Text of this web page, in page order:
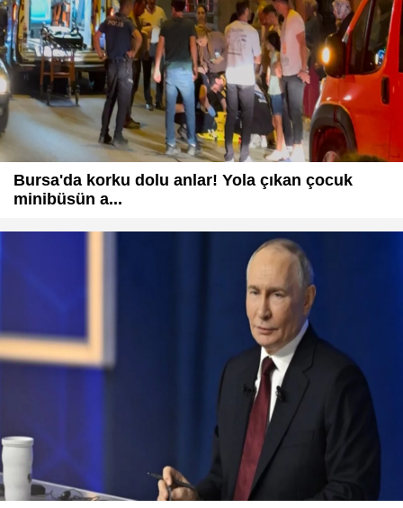
Bursa'da korku dolu anlar! Yola çıkan çocuk
minibüsün a...